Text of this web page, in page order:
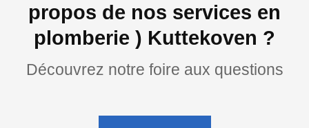
propos de nos services en
plomberie ) Kuttekoven ?
Découvrez notre foire aux questions